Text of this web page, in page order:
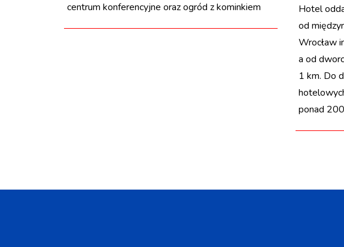
centrum konferencyjne oraz ogród z kominkiem
Hotel
od
Wrocław
a od
1 km. Do
ponad